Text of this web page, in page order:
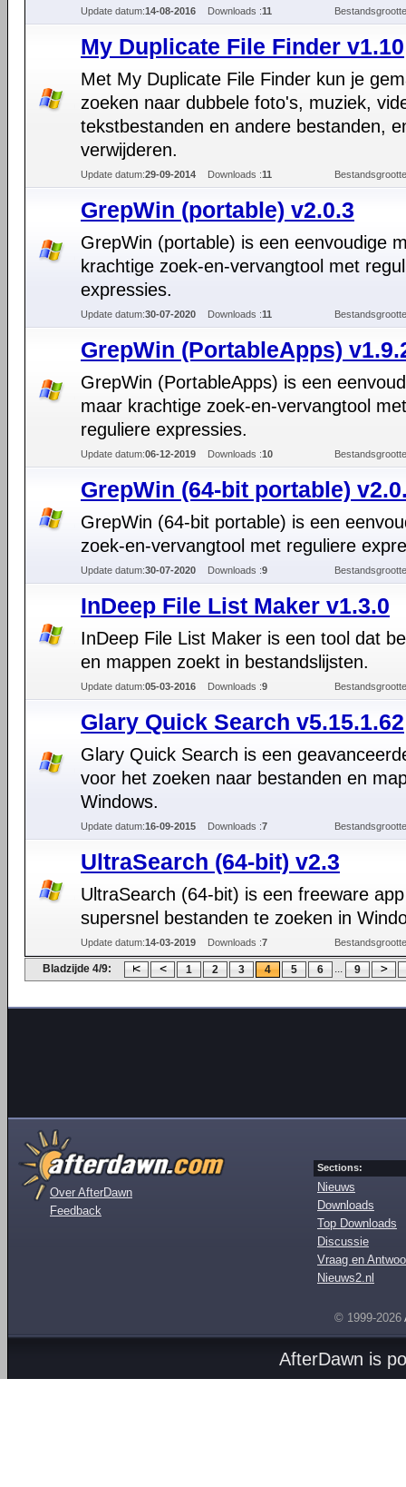
Update datum:14-08-2016 Downloads :11
My Duplicate File Finder v1.10
Met My Duplicate File Finder kun je
zoeken naar dubbele foto's, muziek,
tekstbestanden en andere bestanden,
verwijderen.
Update datum:29-09-2014 Downloads :11
GrepWin (portable) v2.0.3
GrepWin (portable) is een eenvoudige
krachtige zoek-en-vervangtool met
expressies.
Update datum:30-07-2020 Downloads :11
GrepWin (PortableApps)
GrepWin (PortableApps) is een
maar krachtige zoek-en-vervangtool met
reguliere expressies.
Update datum:06-12-2019 Downloads :10
GrepWin (64-bit portable)
GrepWin (64-bit portable) is een
zoek-en-vervangtool met reguliere
Update datum:30-07-2020 Downloads :9
InDeep File List Maker v1.3.0
InDeep File List Maker is een tool dat
en mappen zoekt in bestandslijsten.
Update datum:05-03-2016 Downloads :9
Glary Quick Search v5.15.1.62
Glary Quick Search is een
voor het zoeken naar bestanden en
Windows.
Update datum:16-09-2015 Downloads :7
UltraSearch (64-bit) v2.3
UltraSearch (64-bit) is een freeware
supersnel bestanden te zoeken in
Update datum:14-03-2019 Downloads :7
Bladzijde 4/9: 1 2 3 4 5 6 ... 9
Over AfterDawn
Feedback
Sections:
Nieuws
Downloads
Top Downloads
Discussie
Vraag en
Nieuws2.nl
© 1999-2026
AfterDawn is